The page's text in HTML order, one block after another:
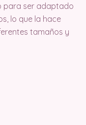
para ser adaptado
lo que la hace
tamaños y